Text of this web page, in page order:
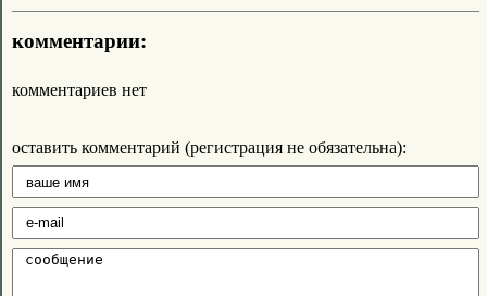
комментарии:
комментариев нет
оставить комментарий (регистрация не обязательна):